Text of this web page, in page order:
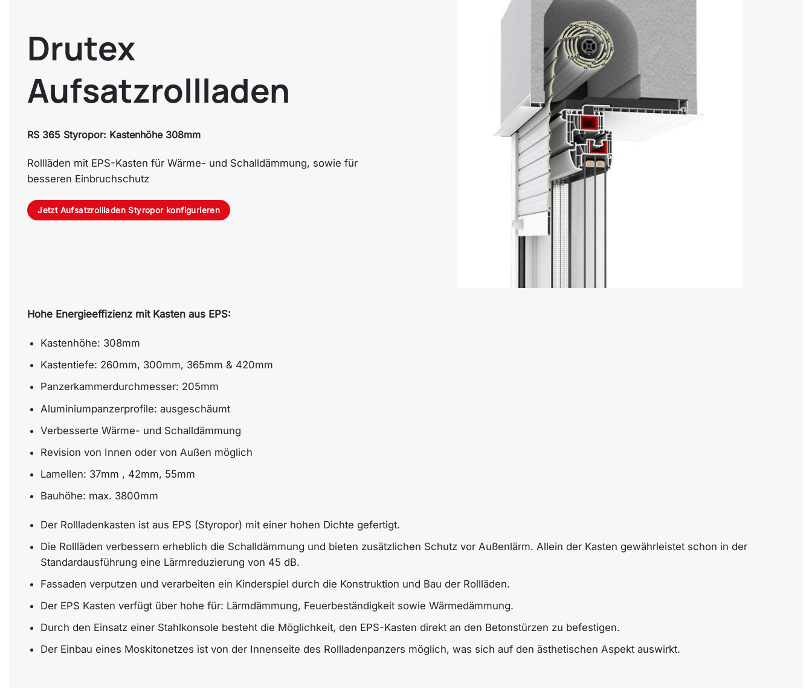
Drutex
Aufsatzrollladen
RS 365 Styropor: Kastenhöhe 308mm
Rollläden mit EPS-Kasten für Wärme- und Schalldämmung, sowie für
besseren Einbruchschutz
Jetzt Aufsatzrollladen Styropor konfigurieren
Hohe Energieeffizienz mit Kasten aus EPS:
Kastenhöhe: 308mm
Kastentiefe: 260mm, 300mm, 365mm & 420mm
Panzerkammerdurchmesser: 205mm
Aluminiumpanzerprofile: ausgeschäumt
Verbesserte Wärme- und Schalldämmung
Revision von Innen oder von Außen möglich
Lamellen: 37mm , 42mm, 55mm
Bauhöhe: max. 3800mm
Der Rollladenkasten ist aus EPS (Styropor) mit einer hohen Dichte gefertigt.
Die Rollläden verbessern erheblich die Schalldämmung und bieten zusätzlichen Schutz vor Außenlärm. Allein der Kasten gewährleistet schon in der
Standardausführung eine Lärmreduzierung von 45 dB.
Fassaden verputzen und verarbeiten ein Kinderspiel durch die Konstruktion und Bau der Rollläden.
Der EPS Kasten verfügt über hohe für: Lärmdämmung, Feuerbeständigkeit sowie Wärmedämmung.
Durch den Einsatz einer Stahlkonsole besteht die Möglichkeit, den EPS-Kasten direkt an den Betonstürzen zu befestigen.
Der Einbau eines Moskitonetzes ist von der Innenseite des Rollladenpanzers möglich, was sich auf den ästhetischen Aspekt auswirkt.